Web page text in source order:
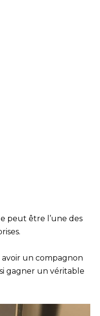
peut être l’une des
un compagnon
gagner un véritable